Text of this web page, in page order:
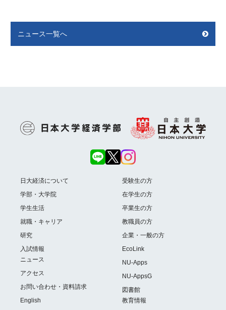
ニュース一覧へ
日大経済について
学部・大学院
学生生活
就職・キャリア
研究
入試情報
ニュース
アクセス
お問い合わせ・資料請求
English
受験生の方
在学生の方
卒業生の方
教職員の方
企業・一般の方
EcoLink
NU-Apps
NU-AppsG
図書館
教育情報